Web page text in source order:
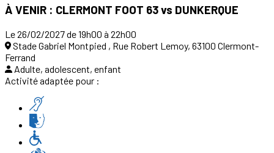
À VENIR : CLERMONT FOOT 63 vs DUNKERQUE
Le 26/02/2027 de 19h00 à 22h00
Stade Gabriel Montpied , Rue Robert Lemoy, 63100 Clermont-
Ferrand
Adulte, adolescent, enfant
Activité adaptée pour :